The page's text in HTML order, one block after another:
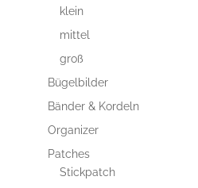
klein
mittel
groß
Bügelbilder
Bänder & Kordeln
Organizer
Patches
Stickpatch